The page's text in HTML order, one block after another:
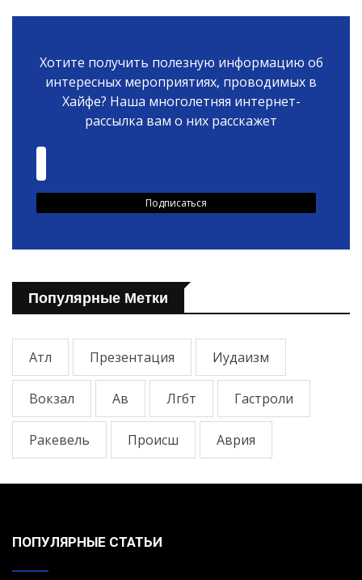
Хотите получить полезную информацию об
интересных мероприятиях, проводимых в
Хайфе? Наша многолетняя интернет-
рассылка вам о них расскажет
Популярные Метки
Атл Презентация Иудаизм
Вокзал Ав Лгбт Гастроли
Ракевель Происш Аврия
ПОПУЛЯРНЫЕ СТАТЬИ